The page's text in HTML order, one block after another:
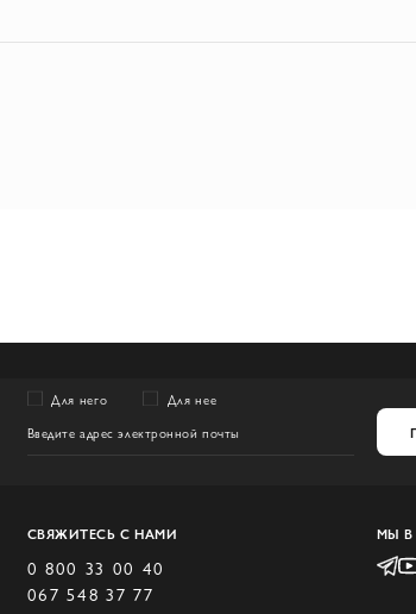
Для него
Для нее
СВЯЖИТЕСЬ С НАМИ
0 800 33 00 40
067 548 37 77
МЫ В